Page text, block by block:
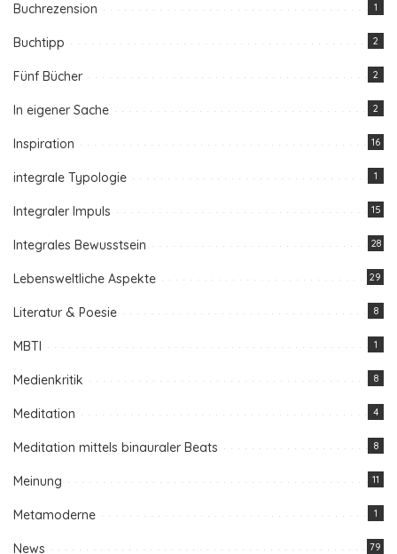
Buchrezension 1
Buchtipp 2
Fünf Bücher 2
In eigener Sache 2
Inspiration 16
integrale Typologie 1
Integraler Impuls 15
Integrales Bewusstsein 28
Lebensweltliche Aspekte 29
Literatur & Poesie 8
MBTI 1
Medienkritik 8
Meditation 4
Meditation mittels binauraler Beats 8
Meinung 11
Metamoderne 1
News 79